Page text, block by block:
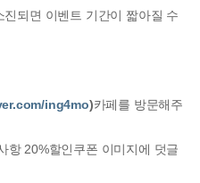
벤트 기간이 짧아질 수
ing4mo)카페를 방문해주
항 20%할인쿠폰 이미지에 덧글